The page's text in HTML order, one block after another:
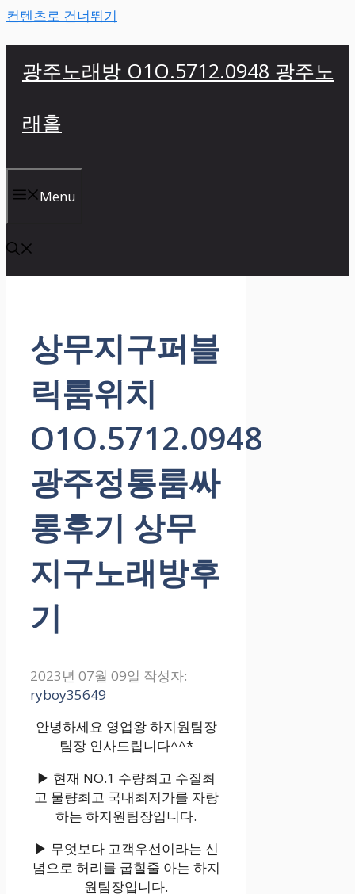
컨텐츠로 건너뛰기
광주노래방 O1O.5712.0948 광주노
래홀
Menu
상무지구퍼블
릭룸위치
O1O.5712.0948
광주정통룸싸
롱후기 상무
지구노래방후
기
2023년 07월 09일 작성자:
ryboy35649
안녕하세요 영업왕 하지원팀장
팀장 인사드립니다^^*
▶ 현재 NO.1 수량최고 수질최
고 물량최고 국내최저가를 자랑
하는 하지원팀장입니다.
▶ 무엇보다 고객우선이라는 신
념으로 허리를 굽힐줄 아는 하지
원팀장입니다.